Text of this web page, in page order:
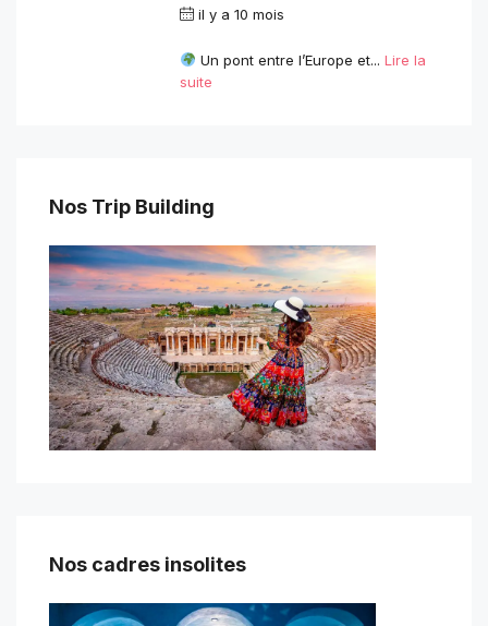
il y a 10 mois
Un pont entre l’Europe et... Lire la
suite
Nos Trip Building
Nos cadres insolites